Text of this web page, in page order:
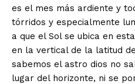
es el mes más ardiente y
tórridos y especialmente
a que el Sol se ubica en
en la vertical de la latitud
sabemos el astro dios no
lugar del horizonte, ni se